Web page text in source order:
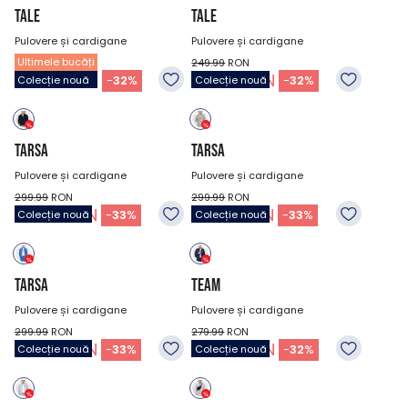
TALE
Pulovere și cardigane
249.99RON
169.99RON -32%
TALE
Pulovere și cardigane
249.99RON
169.99RON -32%
Ultimele bucăți
Colecție nouă
TARSA
Pulovere și cardigane
299.99 RON
199.99RON -33%
Colecție nouă
TARSA
Pulovere și cardigane
299.99RON
199.99RON -33%
Colecție nouă
TARSA
Pulovere și cardigane
299.99 RON
199.99RON -33%
Colecție nouă
TEAM
Pulovere și cardigane
279.99RON
189.99RON -32%
Colecție nouă Colecție nouă